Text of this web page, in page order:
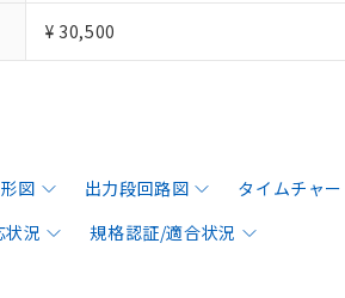
¥ 30,500
図 出力段回路図 タイムチャー
状況
規格認証/適合状況